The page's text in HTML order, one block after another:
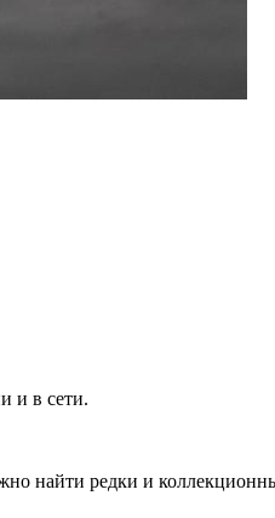
и в сети.
найти редки и